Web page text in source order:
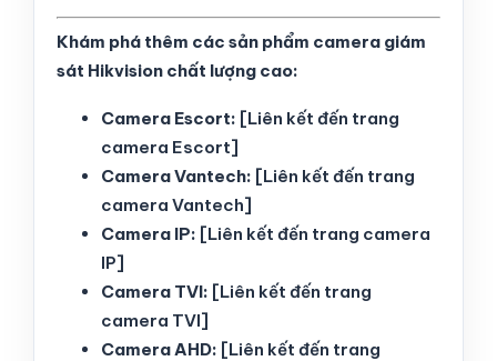
Khám phá thêm các sản phẩm camera giám
sát Hikvision chất lượng cao:
Camera Escort: [Liên kết đến trang
camera Escort]
Camera Vantech: [Liên kết đến trang
camera Vantech]
Camera IP: [Liên kết đến trang camera
IP]
Camera TVI: [Liên kết đến trang
camera TVI]
Camera AHD: [Liên kết đến trang